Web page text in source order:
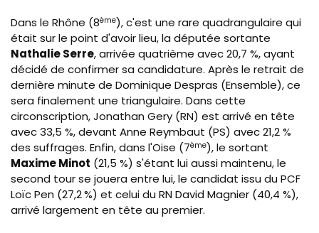
Dans le Rhône (8ème), c'est une rare quadrangulaire qui
était sur le point d'avoir lieu, la députée sortante
Nathalie Serre, arrivée quatrième avec 20,7 %, ayant
décidé de confirmer sa candidature. Après le retrait de
dernière minute de Dominique Despras (Ensemble), ce
sera finalement une triangulaire. Dans cette
circonscription, Jonathan Gery (RN) est arrivé en tête
avec 33,5 %, devant Anne Reymbaut (PS) avec 21,2 %
des suffrages. Enfin, dans l'Oise (7ème), le sortant
Maxime Minot (21,5 %) s'étant lui aussi maintenu, le
second tour se jouera entre lui, le candidat issu du PCF
Loïc Pen (27,2%) et celui du RN David Magnier (40,4 %),
arrivé largement en tête au premier.